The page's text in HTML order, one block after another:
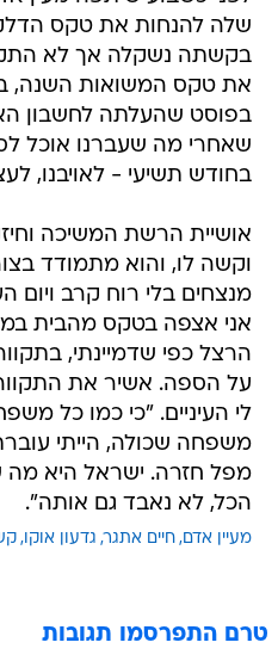
שלה להנחות את טקס
בקשתה נשקלה אך לא
את טקס המשואות השנה,
בפוסט שהעלתה לחשבון
שאחרי מה שעברנו אוכל
בחודש תשיעי - לאויבנו,
אושיית הרשת המשיכה
וקשה לו, והוא מתמודד
מנצחים בלי רוח קרב
אני אצפה בטקס מהבית
הרצל כפי שדמיינתי,
על הספה. אשיר את
לי העיניים. "כי כמו כל
משפחה שכולה, הייתי
מפל חזרה. ישראל היא מה
הכל, לא נאבד גם אותה".
מעיין אדם חיים אתגר גדעון אוקו
טרם התפרסמו תגובות